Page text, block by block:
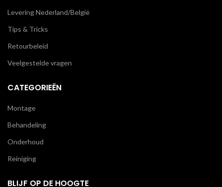
Levering Nederland/België
Tips & Tricks
Retourbeleid
Veelgestelde vragen
CATEGORIEËN
Montage
Behandeling
Onderhoud
Reiniging
BLIJF OP DE HOOGTE